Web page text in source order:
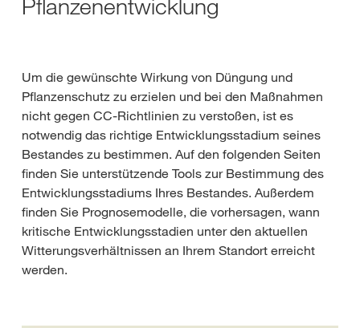
Pflanzenentwicklung
Um die gewünschte Wirkung von Düngung und
Pflanzenschutz zu erzielen und bei den Maßnahmen
nicht gegen CC-Richtlinien zu verstoßen, ist es
notwendig das richtige Entwicklungsstadium seines
Bestandes zu bestimmen. Auf den folgenden Seiten
finden Sie unterstützende Tools zur Bestimmung des
Entwicklungsstadiums Ihres Bestandes. Außerdem
finden Sie Prognosemodelle, die vorhersagen, wann
kritische Entwicklungsstadien unter den aktuellen
Witterungsverhältnissen an Ihrem Standort erreicht
werden.